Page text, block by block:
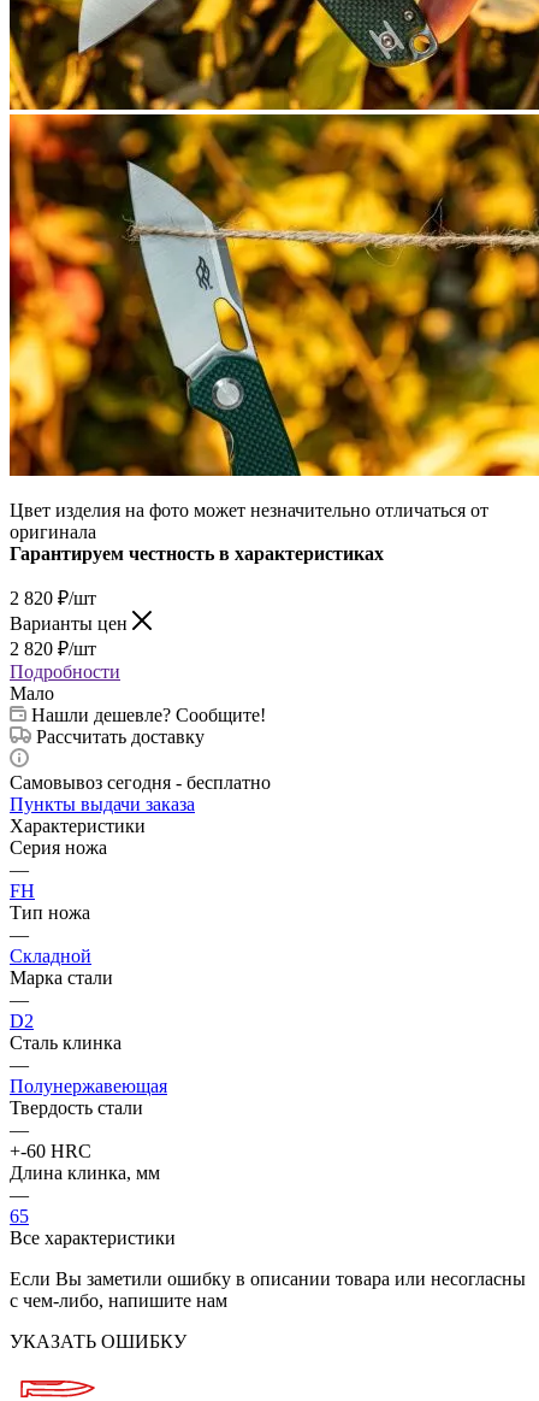
Цвет изделия на фото может незначительно отличаться от
оригинала
Гарантируем честность в характеристиках
2 820 ₽/шт
Варианты цен
2 820 ₽/шт
Подробности
Мало
Нашли дешевле? Сообщите!
Рассчитать доставку
Самовывоз сегодня - бесплатно
Пункты выдачи заказа
Характеристики
Серия ножа
—
FH
Тип ножа
—
Складной
Марка стали
—
D2
Сталь клинка
—
Полунержавеющая
Твердость стали
—
+-60 HRC
Длина клинка, мм
—
65
Все характеристики
Если Вы заметили ошибку в описании товара или несогласны
с чем-либо, напишите нам
УКАЗАТЬ ОШИБКУ